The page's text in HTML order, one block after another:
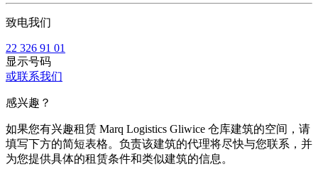
致电我们
22 326 91 01
显示号码
或联系我们
感兴趣？
如果您有兴趣租赁 Marq Logistics Gliwice 仓库建筑的空间，请
填写下方的简短表格。负责该建筑的代理将尽快与您联系，并
为您提供具体的租赁条件和类似建筑的信息。